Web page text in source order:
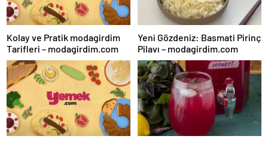
Kolay ve Pratik modagirdim
Tarifleri – modagirdim.com
Yeni Gözdeniz: Basmati Pirinç
Pilavı – modagirdim.com